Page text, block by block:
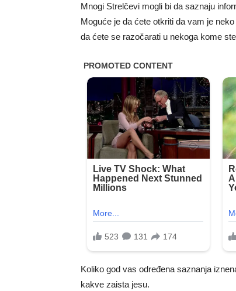
Mnogi Strelčevi mogli bi da saznaju
Moguće je da ćete otkriti da vam je
da ćete se razočarati u nekoga kome
Koliko god vas određena saznanja
kakve zaista jesu.